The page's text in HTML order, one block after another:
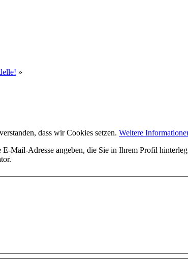
»
dass wir Cookies setzen. Weitere
Mail-Adresse angeben, die Sie in Ihrem Profil